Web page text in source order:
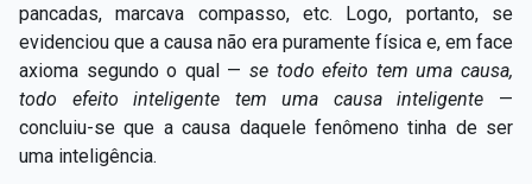
pancadas, marcava compasso, etc. Logo, portanto, se
evidenciou que a causa não era puramente física e, em face
axioma segundo o qual — se todo efeito tem uma causa,
todo efeito inteligente tem uma causa inteligente —
concluiu-se que a causa daquele fenômeno tinha de ser
uma inteligência.